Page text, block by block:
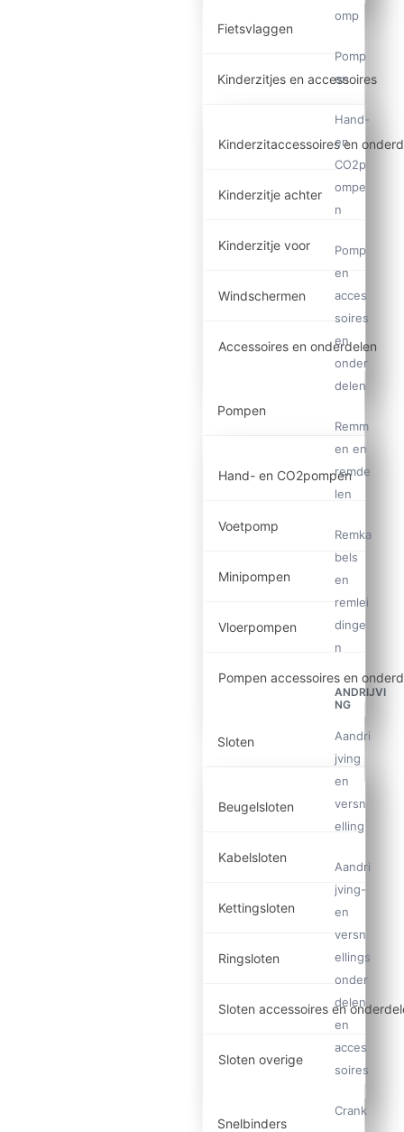
Fietsvlaggen
Kinderzitjes en accessoires
Kinderzitaccessoires en
Kinderzitje achter
Kinderzitje voor
Windschermen
Accessoires en onderdelen
Pompen
Hand- en CO2pompen
Voetpomp
Minipompen
Vloerpompen
Pompen accessoires en
Sloten
Beugelsloten
Kabelsloten
Kettingsloten
Ringsloten
Sloten accessoires en
Sloten overige
Snelbinders
omp
Pomp
en
Hand-
en
CO2p
ompe
n
Pomp
en
acces
soires
en
onder
delen
Remm
en en
remde
len
Remka
bels
en
remlei
dinge
n
ANDRIJVI
NG
Aandri
jving
en
versn
elling
Aandri
jving-
en
versn
ellings
onder
delen
en
acces
soires
Crank